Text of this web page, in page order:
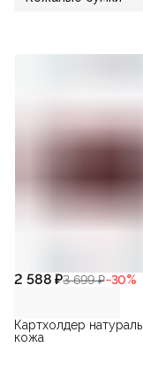
2 588 ₽3 699 ₽−30%
Картхолдер
кожа